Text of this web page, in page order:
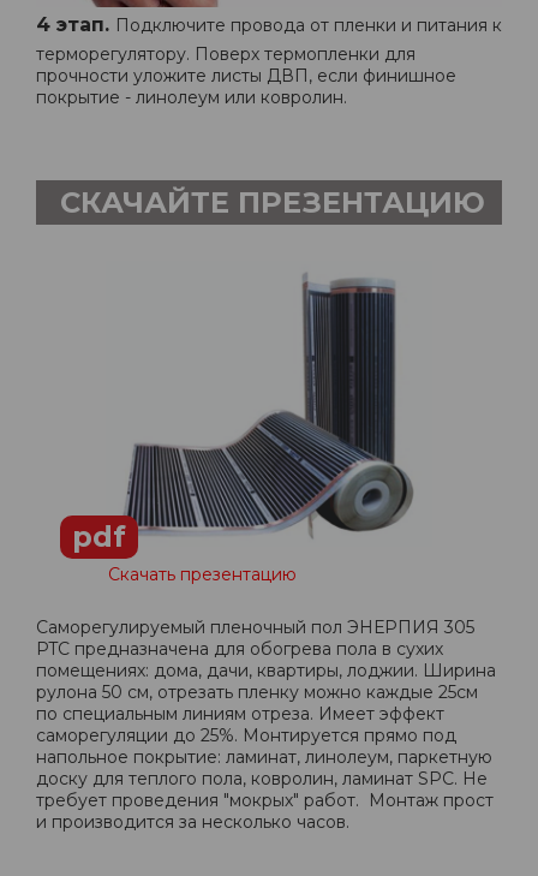
4 этап. Подключите провода от пленки и питания к
терморегулятору. Поверх термопленки для
прочности уложите листы ДВП, если финишное
покрытие - линолеум или ковролин.
СКАЧАЙТЕ ПРЕЗЕНТАЦИЮ
pdf
Скачать презентацию
Саморегулируемый пленочный пол ЭНЕРПИЯ 305
PTC предназначена для обогрева пола в сухих
помещениях: дома, дачи, квартиры, лоджии. Ширина
рулона 50 см, отрезать пленку можно каждые 25см
по специальным линиям отреза. Имеет эффект
саморегуляции до 25%. Монтируется прямо под
напольное покрытие: ламинат, линолеум, паркетную
доску для теплого пола, ковролин, ламинат SPC. Не
требует проведения "мокрых" работ. Монтаж прост
и производится за несколько часов.